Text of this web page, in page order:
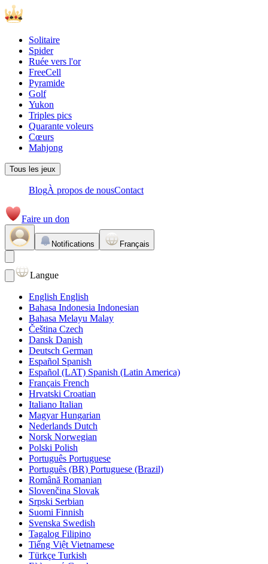
Solitaire
Spider
Ruée vers l'or
FreeCell
Pyramide
Golf
Yukon
Triples pics
Quarante voleurs
Cœurs
Mahjong
Tous les jeux
BlogÀ propos de nousContact
Faire un don
Notifications Français
Langue
English English
Bahasa Indonesia Indonesian
Bahasa Melayu Malay
Čeština Czech
Dansk Danish
Deutsch German
Español Spanish
Español (LAT) Spanish (Latin America)
Français French
Hrvatski Croatian
Italiano Italian
Magyar Hungarian
Nederlands Dutch
Norsk Norwegian
Polski Polish
Português Portuguese
Português (BR) Portuguese (Brazil)
Română Romanian
Slovenčina Slovak
Srpski Serbian
Suomi Finnish
Svenska Swedish
Tagalog Filipino
Tiếng Việt Vietnamese
Türkçe Turkish